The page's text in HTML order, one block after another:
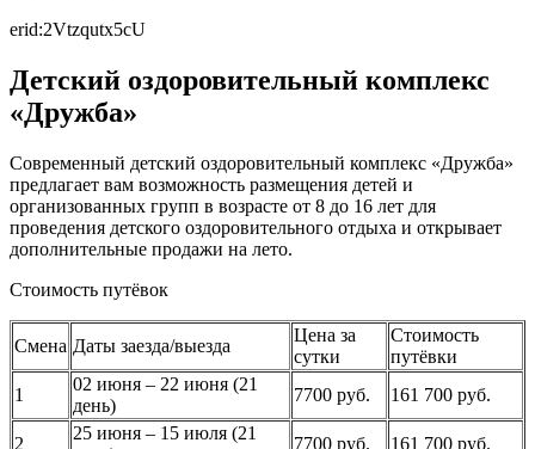
erid:2Vtzqutx5cU
Детский оздоровительный комплекс
«Дружба»
Современный детский оздоровительный комплекс «Дружба»
предлагает вам возможность размещения детей и
организованных групп в возрасте от 8 до 16 лет для
проведения детского оздоровительного отдыха и открывает
дополнительные продажи на лето.
Стоимость путёвок
Смена Даты заезда/выезда
Цена за
сутки
Стоимость
путёвки
1
02 июня – 22 июня (21
день)
7700 руб. 161 700 руб.
2
25 июня – 15 июля (21
7700 руб. 161 700 руб.